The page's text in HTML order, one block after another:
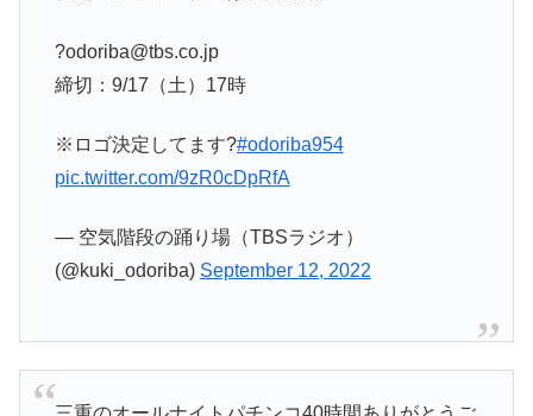
?odoriba@tbs.co.jp
締切：9/17（土）17時
※ロゴ決定してます?#odoriba954
pic.twitter.com/9zR0cDpRfA
— 空気階段の踊り場（TBSラジオ）
(@kuki_odoriba) September 12, 2022